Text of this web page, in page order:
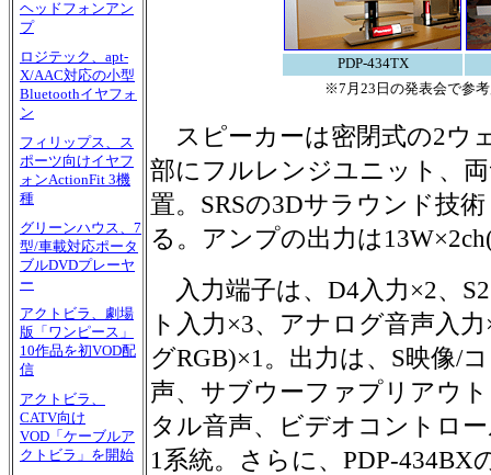
ヘッドフォンアン
プ
ロジテック、apt-
X/AAC対応の小型
Bluetoothイヤフォ
ン
フィリップス、ス
ポーツ向けイヤフ
ォンActionFit 3機
種
グリーンハウス、7
型/車載対応ポータ
ブルDVDプレーヤ
ー
アクトビラ、劇場
版「ワンピース」
10作品を初VOD配
信
アクトビラ、
CATV向け
VOD「ケーブルア
クトビラ」を開始
PDP-434TX
※7月23日の発表会で参
スピーカーは密閉式の2ウ
部にフルレンジユニット、
置。SRSの3Dサラウンド技
る。アンプの出力は
入力端子は、D4入力×2、
ト入力×3、アナログ音声入
グRGB)×1。出力は、S映像/
声、サブウーファプリアウ
タル音声、ビデオコントロ
1系統。さらに、PDP-